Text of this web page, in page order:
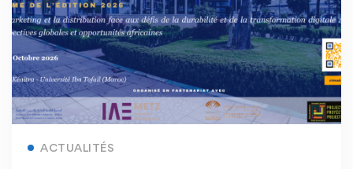
ACTUALITÉS